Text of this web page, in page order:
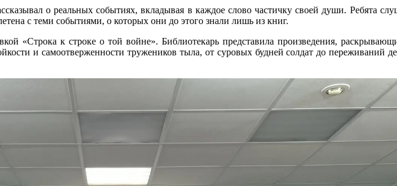
о реальных событиях, вкладывая в каждое слово частичку своей души. Ребята
с теми событиями, о которых они до этого знали лишь из книг.
«Строка к строке о той войне». Библиотекарь представила произведения,
и самоотверженности тружеников тыла, от суровых будней солдат до переживаний